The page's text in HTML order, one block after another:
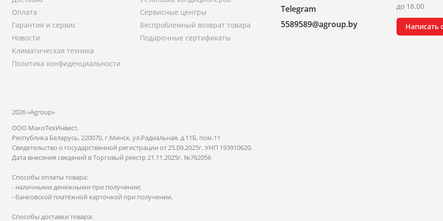
Оплата
Гарантия и сервис
Новости
Климатическая техника
Политика конфиденциальности
Сервисные центры
Беспроблемный возврат товара
Подарочные сертификаты
Telegram
5589589@agroup.by
до 18.00
Написать
2026 «Agroup»
ООО МакоТехИнвест,
Республика Беларусь, 220070, г.Минск, ул.Радиальная, д.11Б, пом.11
Свидетельство о государственной регистрации от 25.09.2025г. УНП 193910620.
Дата внесения сведений в Торговый реестр 21.11.2025г. №762056
Способы оплаты товара:
- наличными денежными при получении;
- банковской платёжной карточкой при получении.
Способы доставки товара: